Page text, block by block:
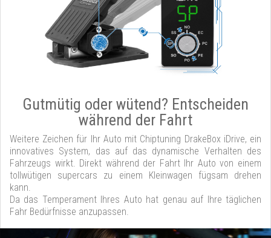
Gutmütig oder wütend? Entscheiden
während der Fahrt
Weitere Zeichen für Ihr Auto mit Chiptuning DrakeBox iDrive, ein
innovatives System, das auf das dynamische Verhalten des
Fahrzeugs wirkt. Direkt während der Fahrt Ihr Auto von einem
tollwütigen supercars zu einem Kleinwagen fügsam drehen
kann.
Da das Temperament Ihres Auto hat genau auf Ihre täglichen
Fahr Bedürfnisse anzupassen.